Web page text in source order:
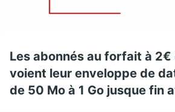
Les abonnés au forfait à 2€
voient leur enveloppe de
de 50 Mo à 1 Go jusque fin